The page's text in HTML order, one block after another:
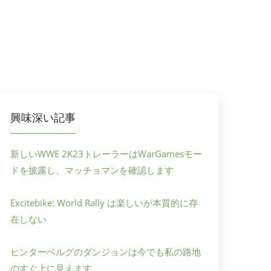
興味深い記事
新しいWWE 2K23トレーラーはWarGamesモー
ドを披露し、マッチョマンを確認します
Excitebike: World Rally は楽しいが本質的に存
在しない
ヒンターベルグのダンジョンは今でも私の路地
のすぐ上に見えます